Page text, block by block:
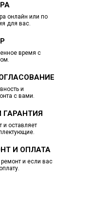
онлайн или по
для вас.
время с
и
с вами.
ГАРАНТИЯ
и оставляет
И ОПЛАТА
и если вас